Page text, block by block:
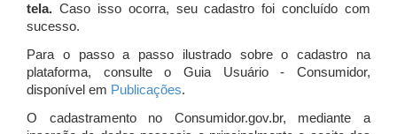
tela. Caso isso ocorra, seu cadastro foi concluído com
sucesso.
Para o passo a passo ilustrado sobre o cadastro na
plataforma, consulte o Guia Usuário - Consumidor,
disponível em Publicações.
O cadastramento no Consumidor.gov.br, mediante a